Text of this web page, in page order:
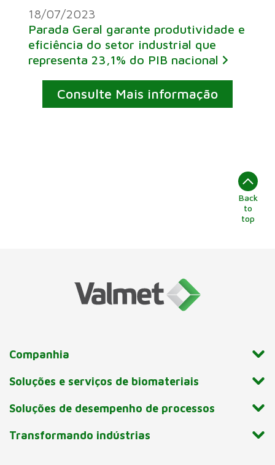
18/07/2023
Parada Geral garante produtividade e
eficiência do setor industrial que
representa 23,1% do PIB nacional
Consulte Mais informação
Back
to
top
Companhia
Soluções e serviços de biomateriais
Soluções de desempenho de processos
Transformando indústrias